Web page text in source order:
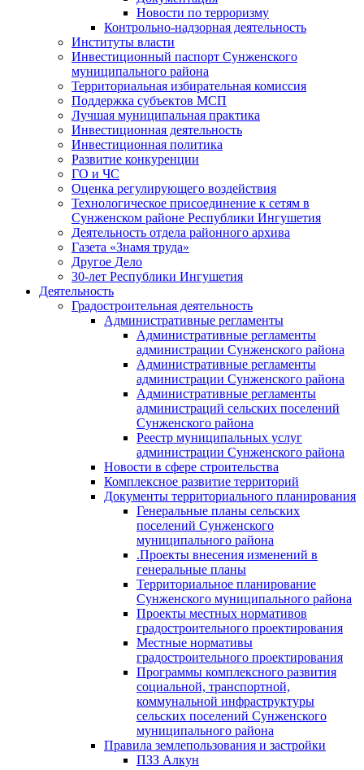
Новости по терроризму
Контрольно-надзорная деятельность
Институты власти
Инвестиционный паспорт Сунженского
муниципального района
Территориальная избирательная комиссия
Поддержка субъектов МСП
Лучшая муниципальная практика
Инвестиционная деятельность
Инвестиционная политика
Развитие конкуренции
ГО и ЧС
Оценка регулирующего воздействия
Технологическое присоединение к сетям в
Сунженском районе Республики Ингушетия
Деятельность отдела районного архива
Газета «Знамя труда»
Другое Дело
30-лет Республики Ингушетия
Деятельность
Градостроительная деятельность
Административные регламенты
Административные регламенты
администрации Сунженского района
Административные регламенты
администрации Сунженского района
Административные регламенты
администраций сельских поселений
Сунженского района
Реестр муниципальных услуг
администрации Сунженского района
Новости в сфере строительства
Комплексное развитие территорий
Документы территориального планирования
Генеральные планы сельских
поселений Сунженского
муниципального района
.Проекты внесения изменений в
генеральные планы
Территориальное планирование
Сунженского муниципального района
Проекты местных нормативов
градостроительного проектирования
Местные нормативы
градостроительного проектирования
Программы комплексного развития
социальной, транспортной,
коммунальной инфраструктуры
сельских поселений Сунженского
муниципального района
Правила землепользования и застройки
ПЗЗ Алкун